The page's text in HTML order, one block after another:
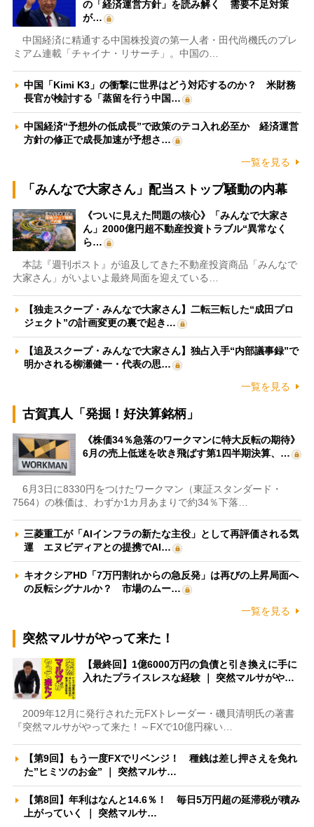
の「経済運営方針」を読み解く 需要不足対策
が…
中国経済に精通する中国株投資の第一人者・田代尚機氏のプレ
ミアム連載「チャイナ・リサーチ」。中国の…
中国「Kimi K3」の衝撃に世界はどう対応するのか？ 米財務
長官が検討する「蒸留を行う中国…
中国経済“予想外の低成長”で政策のテコ入れ必至か 経済運営
方針の修正で成長加速が予想さ…
一覧を見る
「みんなで大家さん」配当ストップ騒動の内幕
《ついに見えた問題の核心》「みんなで大家さ
ん」2000億円超不動産投資トラブル“異常なく
ら…
本誌『週刊ポスト』が追及してきた不動産投資商品「みんなで
大家さん」がいよいよ最終局面を迎えている…
【独走スクープ・みんなで大家さん】二転三転した“成田プロ
ジェクト”の計画変更の裏で起き…
【追及スクープ・みんなで大家さん】独占入手“内部議事録”で
明かされる柳瀬健一・代表の思…
一覧を見る
古賀真人「発掘！好決算銘柄」
《株価34％急落のワークマンに特大反転の期待》
6月の売上低迷を吹き飛ばす第1四半期決算、…
6月3日に8330円をつけたワークマン（東証スタンダード・
7564）の株価は、わずか1カ月あまりで約34％下落…
三菱重工が「AIインフラの新たな主役」として再評価される気
運 エヌビディアとの提携でAI…
キオクシアHD「7万円割れからの急反発」は再びの上昇局面へ
の反転シグナルか？ 市場のムー…
一覧を見る
突然マルサがやって来た！
【最終回】1億6000万円の負債と引き換えに手に
入れたプライスレスな経験 ｜ 突然マルサがや…
2009年12月に発行された元FXトレーダー・磯貝清明氏の著書
『突然マルサがやって来た！～FXで10億円稼い…
【第9回】もう一度FXでリベンジ！ 種銭は差し押さえを免れ
た”ヒミツのお金” ｜ 突然マルサ…
【第8回】年利はなんと14.6％！ 毎日5万円超の延滞税が積み
上がっていく ｜ 突然マルサ…